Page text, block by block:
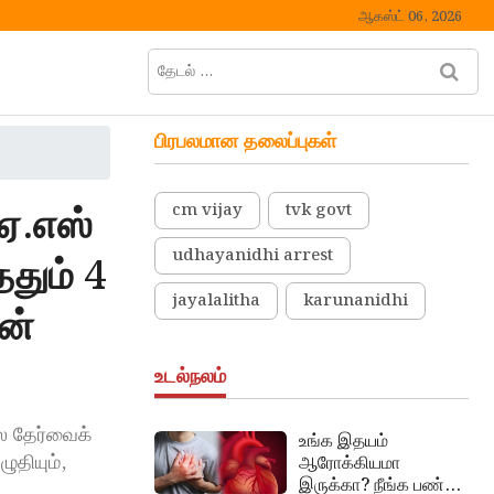
ஆகஸ்ட் 06, 2026
தேடல்
… M
4
தேர்வைக்
பிரபலமான தலைப்புகள்
cm vijay
tvk govt
udhayanidhi arrest
jayalalitha
karunanidhi
உடல்நலம்
உங்க இதயம்
ஆரோக்கியமா
இருக்கா? நீங்க பண்ண